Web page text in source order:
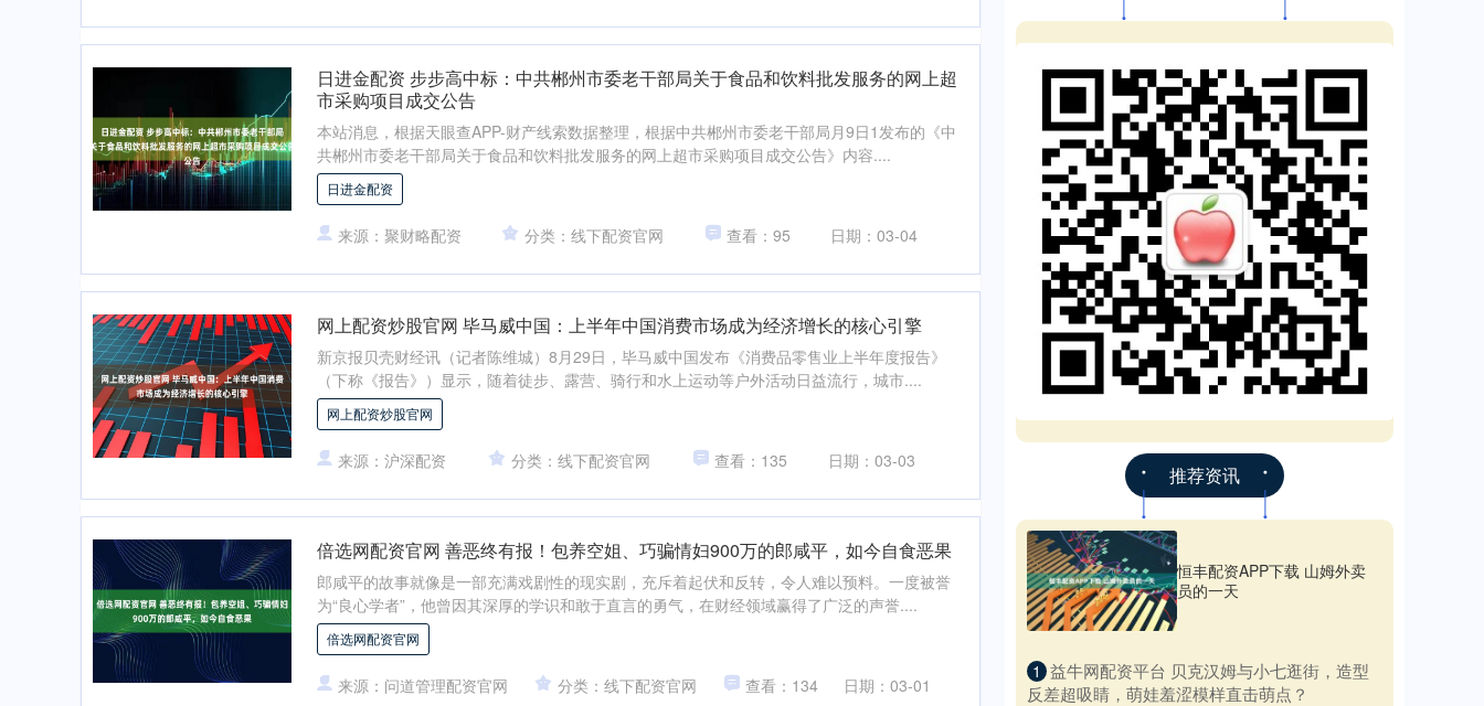
日进金配资 步步高中标：中共郴州市委老干部局关于食品和饮料批发服务的网上超
市采购项目成交公告
本站消息，根据天眼查APP-财产线索数据整理，根据中共郴州市委老干部局月9日1发布的《中
共郴州市委老干部局关于食品和饮料批发服务的网上超市采购项目成交公告》内容....
日进金配资
来源：聚财略配资 分类：线下配资官网 查看：95 日期：03-04
网上配资炒股官网 毕马威中国：上半年中国消费市场成为经济增长的核心引擎
新京报贝壳财经讯（记者陈维城）8月29日，毕马威中国发布《消费品零售业上半年度报告》
（下称《报告》）显示，随着徒步、露营、骑行和水上运动等户外活动日益流行，城市....
网上配资炒股官网
来源：沪深配资 分类：线下配资官网 查看：135 日期：03-03
倍选网配资官网 善恶终有报！包养空姐、巧骗情妇900万的郎咸平，如今自食恶果
郎咸平的故事就像是一部充满戏剧性的现实剧，充斥着起伏和反转，令人难以预料。一度被誉
为“良心学者”，他曾因其深厚的学识和敢于直言的勇气，在财经领域赢得了广泛的声誉....
倍选网配资官网
来源：问道管理配资官网 分类：线下配资官网 查看：134 日期：03-01
推荐资讯
恒丰配资APP下载 山姆外卖
员的一天
1 ​益牛网配资平台 贝克汉姆与小七逛街，造型
反差超吸睛，萌娃羞涩模样直击萌点？